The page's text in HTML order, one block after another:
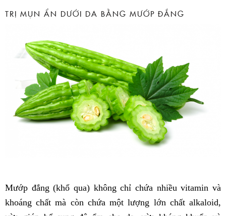
TRỊ MỤN ẨN DƯỚI DA BẰNG MƯỚP ĐẮNG
Mướp đắng (khổ qua) không chỉ chứa nhiều vitamin và
khoáng chất mà còn chứa một lượng lớn chất alkaloid,